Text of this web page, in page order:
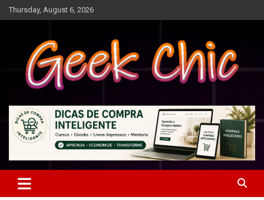
Skip
to
Thursday, August 6, 2026
Geek Chic